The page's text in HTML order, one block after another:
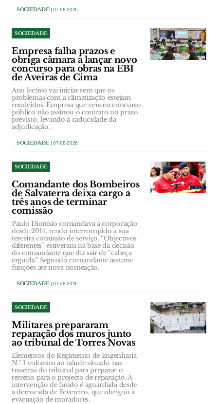
SOCIEDADE| 07-08-2026
SOCIEDADE
Empresa falha prazos e
obriga câmara a lançar novo
concurso para obras na EB1
de Aveiras de Cima
Ano lectivo vai iniciar sem que os
problemas com a climatização estejam
resolvidos. Empresa que venceu concurso
público não assinou o contrato no prazo
previsto, levando à caducidade da
adjudicação.
SOCIEDADE| 07-08-2026
SOCIEDADE
Comandante dos Bombeiros
de Salvaterra deixa cargo a
três anos de terminar
comissão
Paulo Dionísio comandava a corporação
desde 2014, tendo interrompido a sua
terceira comissão de serviço. “Objectivos
diferentes” estiveram na base da decisão
do comandante que diz sair de “cabeça
erguida”. Segundo comandante assume
funções até nova nomeação.
SOCIEDADE| 07-08-2026
SOCIEDADE
Militares prepararam
reparação dos muros junto
ao tribunal de Torres Novas
Elementos do Regimento de Engenharia
N.º 1 voltaram ao talude situado nas
traseiras do tribunal para preparar o
terreno para o projecto de reparação. A
intervenção de fundo é aguardada desde
a derrocada de Fevereiro, que obrigou à
evacuação de moradores.